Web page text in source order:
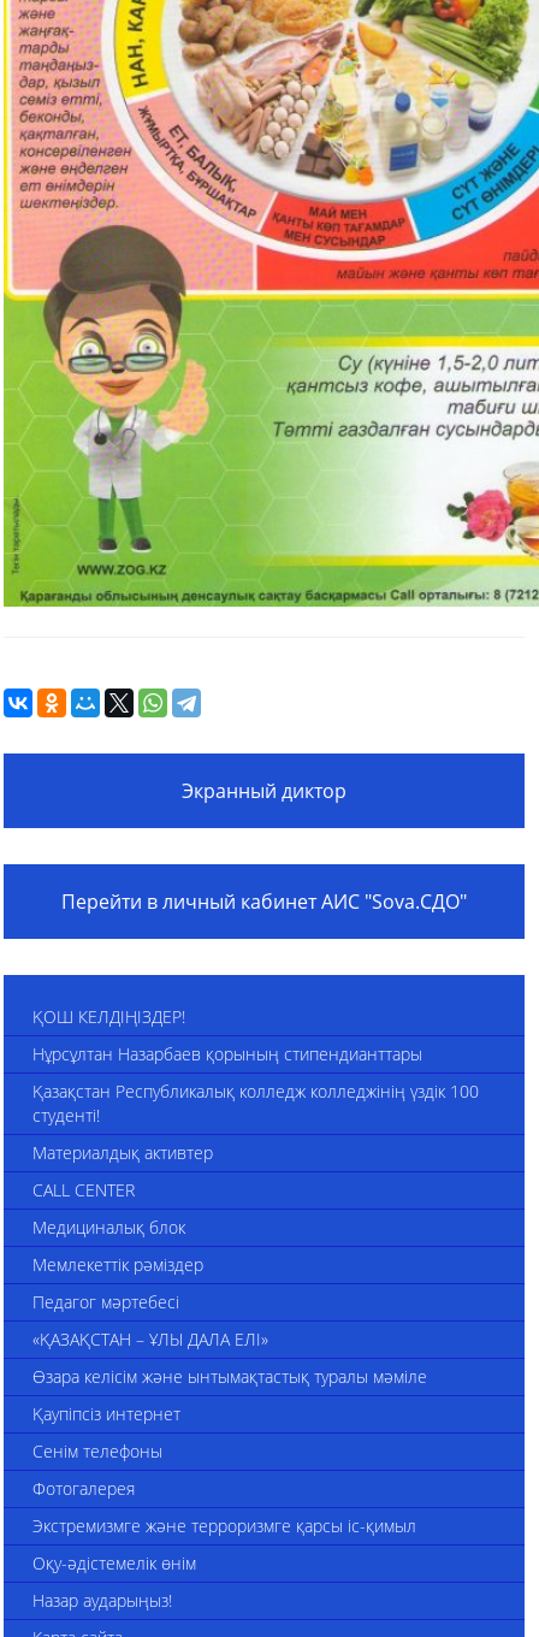
Экранный диктор
Перейти в личный кабинет АИС "Sova.СДО"
ҚОШ КЕЛДІҢІЗДЕР!
Нұрсұлтан Назарбаев қорының стипендианттары
Қазақстан Республикалық колледж колледжінің үздік 100
студенті!
Материалдық активтер
CALL CENTER
Медициналық блок
Мемлекеттік рәміздер
Педагог мәртебесі
«ҚАЗАҚСТАН – ҰЛЫ ДАЛА ЕЛІ»
Өзара келісім және ынтымақтастық туралы мәміле
Қаупіпсіз интернет
Сенім телефоны
Фотогалерея
Экстремизмге және терроризмге қарсы іс-қимыл
Оқу-әдістемелік өнім
Назар аударыңыз!